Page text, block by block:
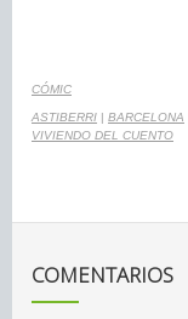
CÓMIC
ASTIBERRI | BARCELONA
VIVIENDO DEL CUENTO
COMENTARIOS